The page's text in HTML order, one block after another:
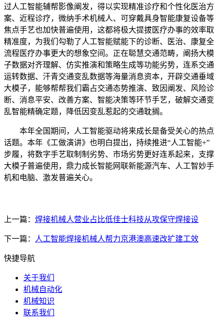
过人工智能辅帮影像阐发，得以实现精准诊疗和个性化医治方
案、近程诊疗，微纳手术机械人、可穿戴具身智能康复设备等
焦点手艺也加快普遍使用，这都将极大提拔医疗办事的效率取
精准度，为我们勾勒了人工智能赋能下的诊断、医治、康复全
流程医疗办事更大的想象空间。正在聪慧交通范畴，阐扬大模
子数据对齐理解、仿实推演和策略生成等功能劣势，连系交通
运转数据、汗青交通变乱数据等海量消息资本，开辟交通垂域
大模子，能够帮帮我们霸占交通态势推演、致因阐发、风险诊
断、消息平安、改善方案、智能决策等环节手艺，破解交通变
乱智能精确定题，降低因变乱惹起的交通耽搁。
本年全国期间，人工智能驱动将来成长是备受关心的热点
话题。本年《工做演讲》也明白提出，持续推进“人工智能+”
步履，将数字手艺取制制劣势、市场劣势更好连系起来，支撑
大模子普遍使用，鼎力成长智能网联新能源汽车、人工智妙手
机和电脑、激发普遍关心。
上一篇： 焊接机械人营业占比低佳士科技从攻保守焊接设
下一篇： 人工智能焊接机械人帮力京港澳高速改扩建工效
快捷导航
关于我们
机械自动化
机械知识
联系我们